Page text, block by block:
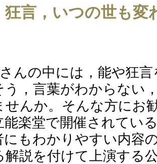
狂言，いつの世も変
んの中には，能や狂
う，言葉がわからない
せんか。そんな方にお
能楽堂で開催されてい
にもわかりやすい内容
解説を付けて上演する